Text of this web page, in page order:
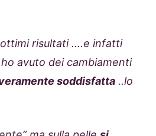
risultati ….e infatti
avuto dei cambiamenti
soddisfatta ..lo